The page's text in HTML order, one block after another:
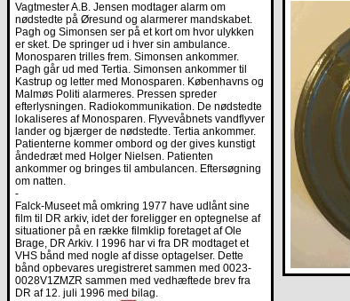
Vagtmester A.B. Jensen modtager alarm om
nødstedte på Øresund og alarmerer mandskabet.
Pagh og Simonsen ser på et kort om hvor ulykken
er sket. De springer ud i hver sin ambulance.
Monosparen trilles frem. Simonsen ankommer.
Pagh går ud med Tertia. Simonsen ankommer til
Kastrup og letter med Monosparen. Københavns og
Malmøs Politi alarmeres. Pressen spreder
efterlysningen. Radiokommunikation. De nødstedte
lokaliseres af Monosparen. Flyvevåbnets vandflyver
lander og bjærger de nødstedte. Tertia ankommer.
Patienterne kommer ombord og der gives kunstigt
åndedræt med Holger Nielsen. Patienten
ankommer og bringes til ambulancen. Eftersøgning
om natten.
-
Falck-Museet må omkring 1977 have udlånt sine
film til DR arkiv, idet der foreligger en optegnelse af
situationer på en række filmklip foretaget af Ole
Brage, DR Arkiv. I 1996 har vi fra DR modtaget et
VHS bånd med nogle af disse optagelser. Dette
bånd opbevares uregistreret sammen med 0023-
0028V1ZMZR sammen med vedhæftede brev fra
DR af 12. juli 1996 med bilag.